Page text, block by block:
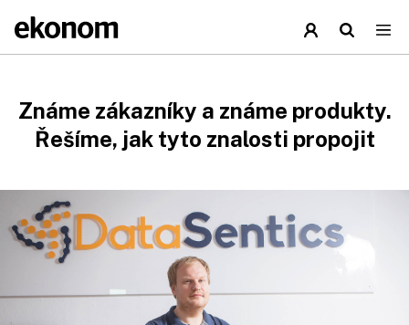
Známe zákazníky a známe produkty.
Řešíme, jak tyto znalosti propojit